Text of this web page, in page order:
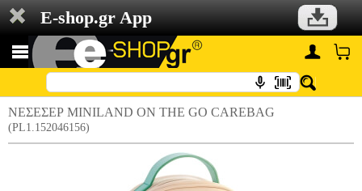
E-shop.gr App
ΝΕΣΕΣΕΡ MINILAND ON THE GO CAREBAG
(PL1.152046156)